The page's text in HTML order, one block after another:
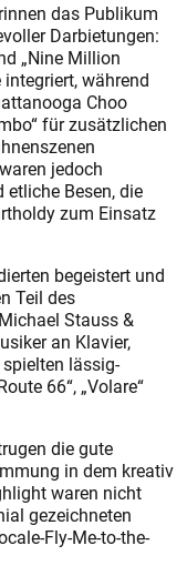
das Publikum
Darbietungen:
„Nine Million
während
Choo
für zusätzlichen
jedoch
etliche Besen, die
zum Einsatz
begeistert und
Teil des
Stauss &
an Klavier,
lässig-
66“, „Volare“
die gute
in dem kreativ
waren nicht
gezeichneten
Fly-Me-to-the-